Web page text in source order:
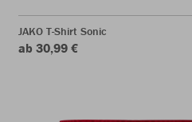
JAKO T-Shirt Sonic
ab 30,99 €